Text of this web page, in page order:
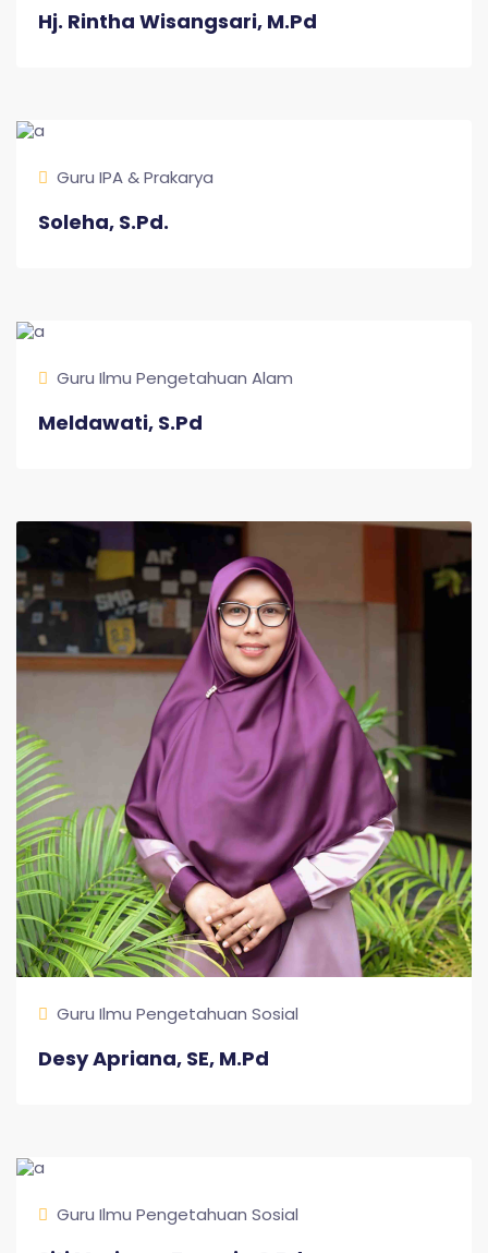
Hj. Rintha Wisangsari, M.Pd
Guru IPA & Prakarya
Soleha, S.Pd.
Guru Ilmu Pengetahuan Alam
Meldawati, S.Pd
Guru Ilmu Pengetahuan Sosial
Desy Apriana, SE, M.Pd
Guru Ilmu Pengetahuan Sosial